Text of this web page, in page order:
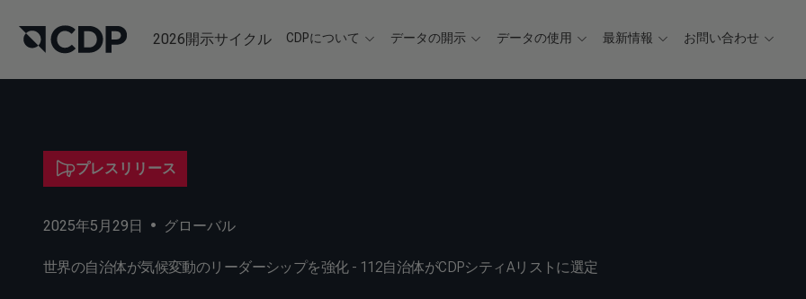
2026開示サイクル CDPについて データの開示 データの使用 最新情報 お問い合わせ
プレスリリース
2025年5月29日 • グローバル
世界の自治体が気候変動のリーダーシップを強化 - 112自治体がCDPシティAリストに選定